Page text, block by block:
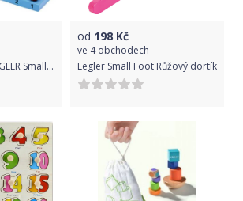
SMALL FOOT BY LEGLER Small Foot Dřevěné počítadlo Profi 2
od 198 Kč
ve 4 obchodech
Legler Small Foot Růžový dortík